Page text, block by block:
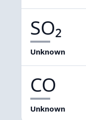
SO₂
Unknown
CO
Unknown